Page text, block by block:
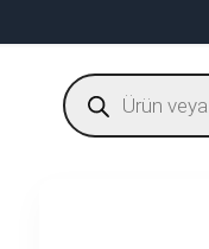
Products
search